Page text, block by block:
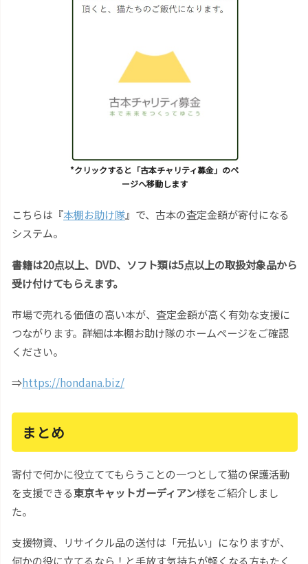
*クリックすると「古本チャリティ募金」のペ
ージへ移動します
こちらは『本棚お助け隊』で、古本の査定金額が寄付になる
システム。
書籍は20点以上、DVD、ソフト類は5点以上の取扱対象品から
受け付けてもらえます。
市場で売れる価値の高い本が、査定金額が高く有効な支援に
つながります。詳細は本棚お助け隊のホームページをご確認
ください。
⇒https://hondana.biz/
まとめ
寄付で何かに役立ててもらうことの一つとして猫の保護活動
を支援できる東京キャットガーディアン様をご紹介しまし
た。
支援物資、リサイクル品の送付は「元払い」になりますが、
何かの役に立てるなら！と手放す気持ちが軽くなる方もたく